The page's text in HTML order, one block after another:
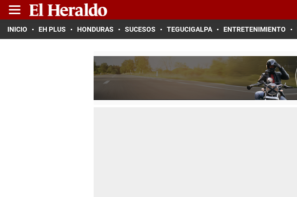
INICIO EH PLUS HONDURAS SUCESOS TEGUCIGALPA ENTRETENIMIENTO